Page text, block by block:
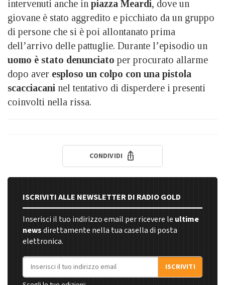
intervenuti anche in piazza Meardi, dove un
giovane è stato aggredito e picchiato da un gruppo
di persone che si è poi allontanato prima
dell’arrivo delle pattuglie. Durante l’episodio un
uomo è stato denunciato per procurato allarme
dopo aver esploso un colpo con una pistola
scacciacani nel tentativo di disperdere i presenti
coinvolti nella rissa.
CONDIVIDI
ISCRIVITI ALLE NEWSLETTER DI RADIO GOLD
Inserisci il tuo indirizzo email per ricevere le ultime
newsdirettamente nella tua casella di posta
elettronica.
Indirizzo email
ISCRIVITI